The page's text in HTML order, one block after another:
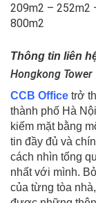
209m2 – 252m2
800m2
Thông tin liên
Hongkong Tower
CCB Office trở
thành phố Hà
kiếm mặt bằng
tin đầy đủ và
cách nhìn tổng
nhất với mình.
của từng tòa